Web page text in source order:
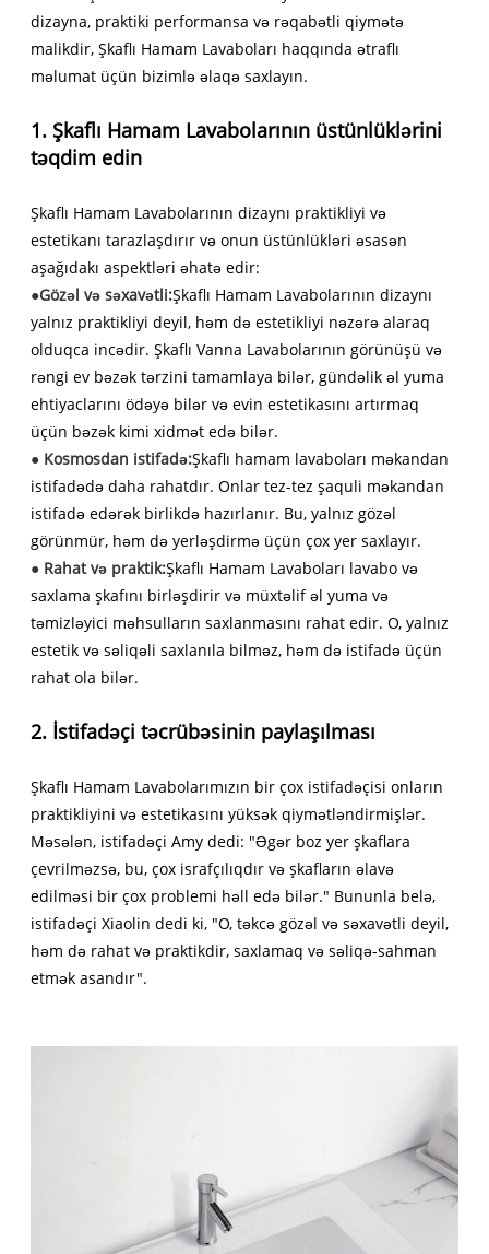
dizayna, praktiki performansa və rəqabətli qiymətə
malikdir, Şkaflı Hamam Lavaboları haqqında ətraflı
məlumat üçün bizimlə əlaqə saxlayın.
1. Şkaflı Hamam Lavabolarının üstünlüklərini
təqdim edin
Şkaflı Hamam Lavabolarının dizaynı praktikliyi və
estetikanı tarazlaşdırır və onun üstünlükləri əsasən
aşağıdakı aspektləri əhatə edir:
●Gözəl və səxavətli:Şkaflı Hamam Lavabolarının dizaynı
yalnız praktikliyi deyil, həm də estetikliyi nəzərə alaraq
olduqca incədir. Şkaflı Vanna Lavabolarının görünüşü və
rəngi ev bəzək tərzini tamamlaya bilər, gündəlik əl yuma
ehtiyaclarını ödəyə bilər və evin estetikasını artırmaq
üçün bəzək kimi xidmət edə bilər.
● Kosmosdan istifadə:Şkaflı hamam lavaboları məkandan
istifadədə daha rahatdır. Onlar tez-tez şaquli məkandan
istifadə edərək birlikdə hazırlanır. Bu, yalnız gözəl
görünmür, həm də yerləşdirmə üçün çox yer saxlayır.
● Rahat və praktik:Şkaflı Hamam Lavaboları lavabo və
saxlama şkafını birləşdirir və müxtəlif əl yuma və
təmizləyici məhsulların saxlanmasını rahat edir. O, yalnız
estetik və səliqəli saxlanıla bilməz, həm də istifadə üçün
rahat ola bilər.
2. İstifadəçi təcrübəsinin paylaşılması
Şkaflı Hamam Lavabolarımızın bir çox istifadəçisi onların
praktikliyini və estetikasını yüksək qiymətləndirmişlər.
Məsələn, istifadəçi Amy dedi: "Əgər boz yer şkaflara
çevrilməzsə, bu, çox israfçılıqdır və şkafların əlavə
edilməsi bir çox problemi həll edə bilər." Bununla belə,
istifadəçi Xiaolin dedi ki, "O, təkcə gözəl və səxavətli deyil,
həm də rahat və praktikdir, saxlamaq və səliqə-sahman
etmək asandır".